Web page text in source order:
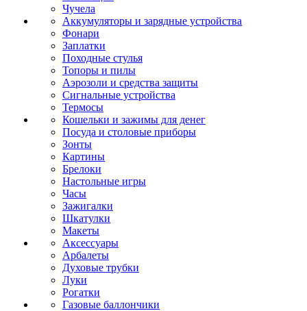
Чучела
Аккумуляторы и зарядные устройства
Фонари
Заплатки
Походные стулья
Топоры и пилы
Аэрозоли и средства защиты
Сигнальные устройства
Термосы
Кошельки и зажимы для денег
Посуда и столовые приборы
Зонты
Картины
Брелоки
Настольные игры
Часы
Зажигалки
Шкатулки
Макеты
Аксессуары
Арбалеты
Духовые трубки
Луки
Рогатки
Газовые баллончики